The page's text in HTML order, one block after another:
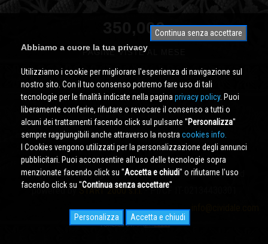
350,000
PAGINE VISTE AL MESE
Cividale.COMCopyright © 2000 - 2026 All Rights Reserved
powered by START 2000 s.r.l.- PI/CF IT-02134430301
Continua senza accettare
Abbiamo a cuore la tua privacy
Utilizziamo i cookie per migliorare l'esperienza di navigazione sul
nostro sito. Con il tuo consenso potremo fare uso di tali
tecnologie per le finalità indicate nella pagina privacy policy. Puoi
liberamente conferire, rifiutare o revocare il consenso a tutti o
alcuni dei trattamenti facendo click sul pulsante ''Personalizza''
sempre raggiungibili anche attraverso la nostra cookies info.
I Cookies vengono utilizzati per la personalizzazione degli annunci
pubblicitari. Puoi acconsentire all'uso delle tecnologie sopra
menzionate facendo click su ''Accetta e chiudi'' o rifiutarne l'uso
facendo click su ''Continua senza accettare''
Personalizza Accetta e chiudi